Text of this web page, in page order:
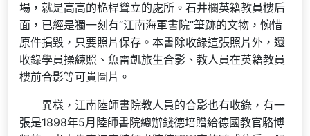
場，就是高高的桅桿聳立的處所。石井欄英籍教員樓后
面，已經是獨一刻有“江南海軍書院”筆跡的文物，惋惜
原件損毀，只要照片保存。本書除收錄這張照片外，還
收錄學員操練照、魚雷凱旅生合影、教人員在英籍教員
樓前合影等可貴圖片。
異樣，江南陸師書院教人員的合影也有收錄，有一
張是1898年5月陸師書院總辦錢德培贈給德國教官駱博